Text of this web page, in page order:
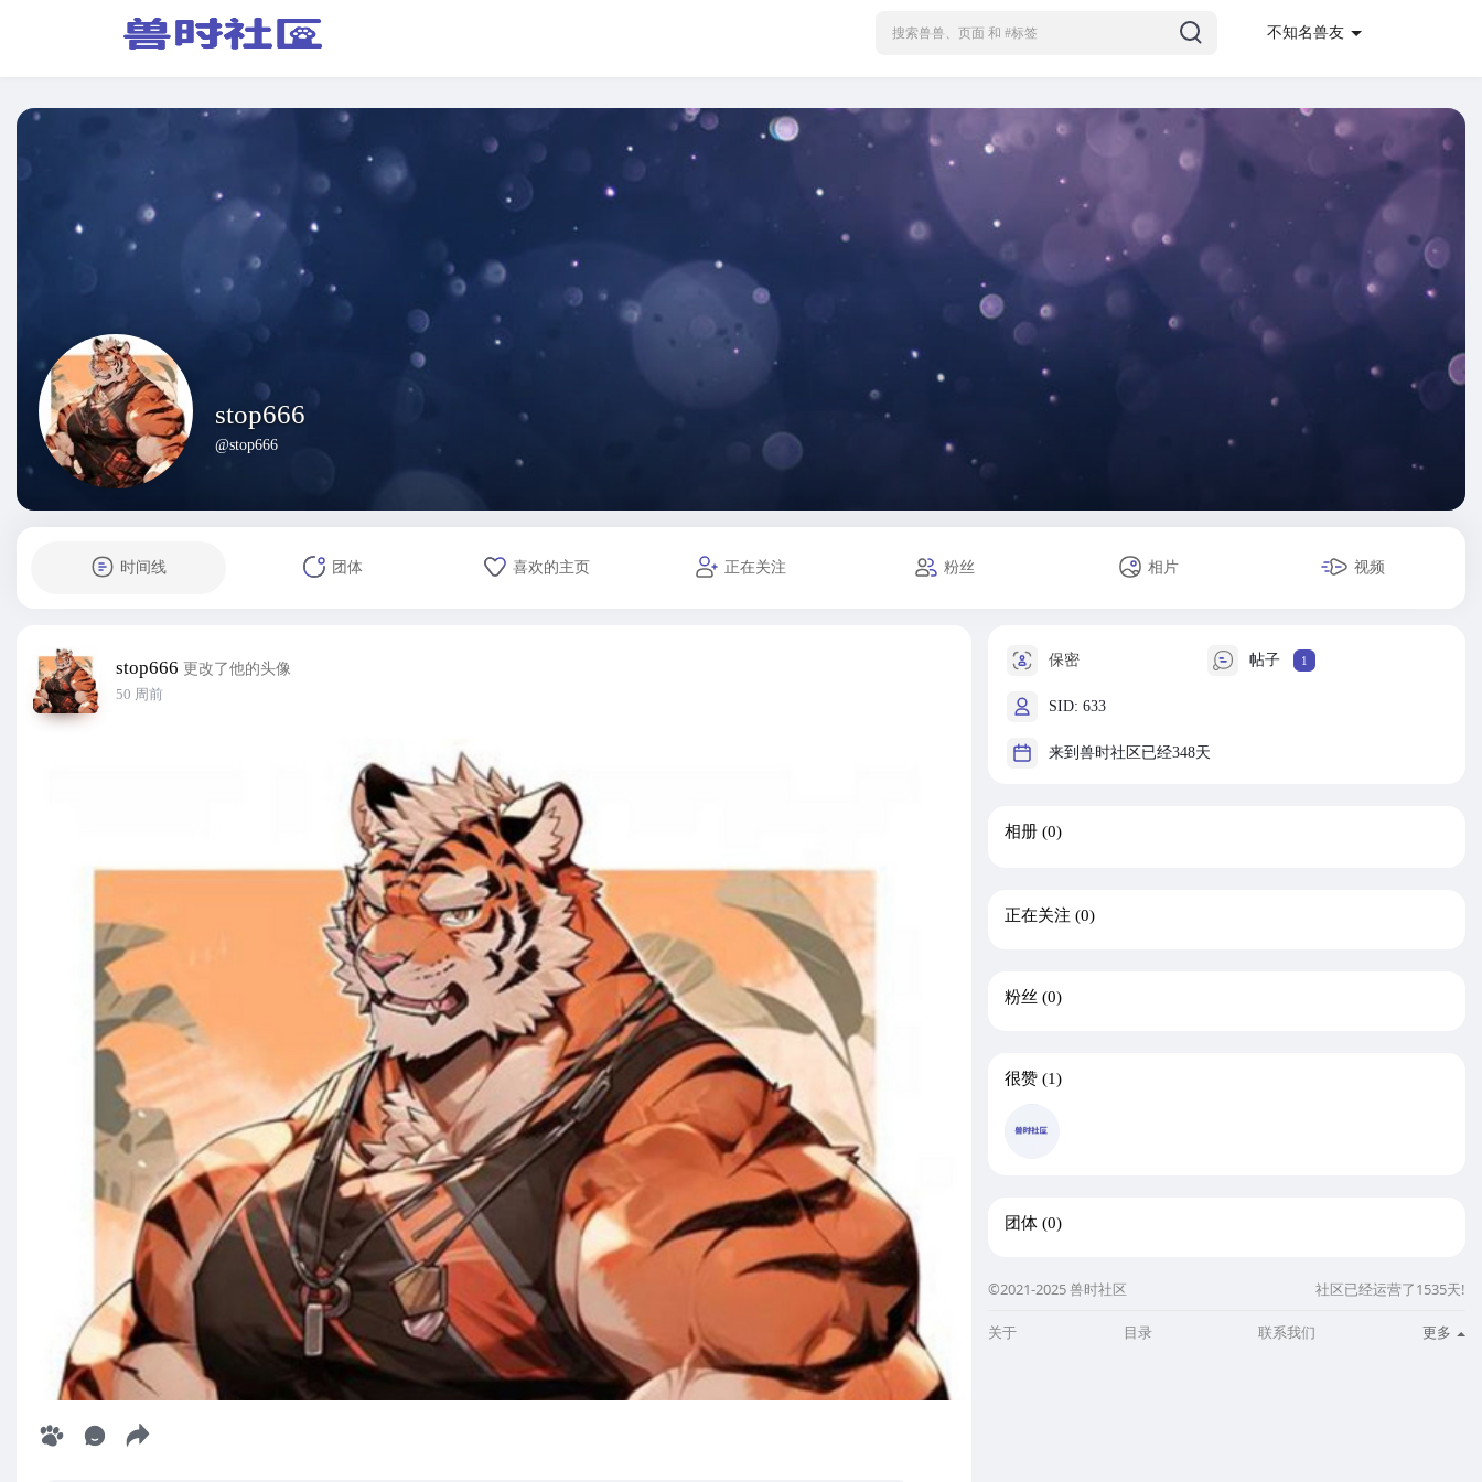
不知名兽友
stop666
@stop666
时间线 团体 喜欢的主页 正在关注 粉丝 相片 视频
stop666 更改了他的头像
50 周前
保密 帖子 1
SID: 633
来到兽时社区已经348天
相册 (0)
正在关注 (0)
粉丝 (0)
很赞 (1)
团体 (0)
©2021-2025 兽时社区 社区已经运营了1535天!
关于 目录 联系我们 更多